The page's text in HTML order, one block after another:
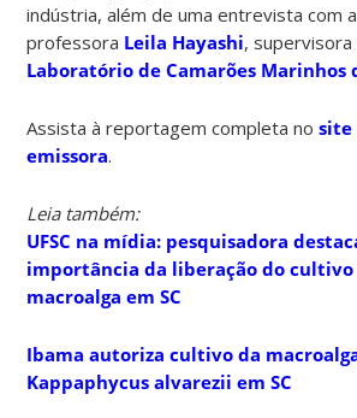
indústria, além de uma entrevista com a
professora Leila Hayashi, supervisora
Laboratório de Camarões Marinhos
Assista à reportagem completa nosite
emissora.
Leia também:
UFSC na mídia: pesquisadora
importância da liberação do cultivo
macroalga em SC
Ibama autoriza cultivo da
Kappaphycus alvarezii em SC